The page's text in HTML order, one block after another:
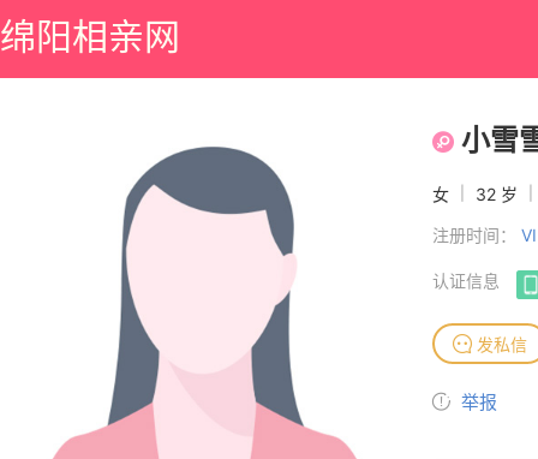
绵阳相亲网
小雪
女 32 岁
注册时间：
认证信息
发私信
举报